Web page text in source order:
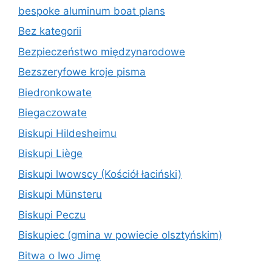
bespoke aluminum boat plans
Bez kategorii
Bezpieczeństwo międzynarodowe
Bezszeryfowe kroje pisma
Biedronkowate
Biegaczowate
Biskupi Hildesheimu
Biskupi Liège
Biskupi lwowscy (Kościół łaciński)
Biskupi Münsteru
Biskupi Peczu
Biskupiec (gmina w powiecie olsztyńskim)
Bitwa o Iwo Jimę